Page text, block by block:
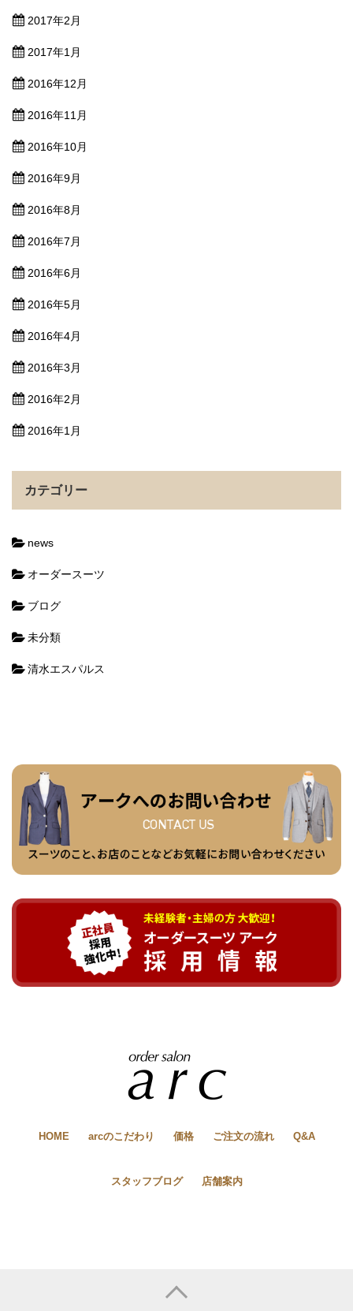
2017年2月
2017年1月
2016年12月
2016年11月
2016年10月
2016年9月
2016年8月
2016年7月
2016年6月
2016年5月
2016年4月
2016年3月
2016年2月
2016年1月
カテゴリー
news
オーダースーツ
ブログ
未分類
清水エスパルス
HOME arcのこだわり 価格 ご注文の流れ Q&A
スタッフブログ 店舗案内